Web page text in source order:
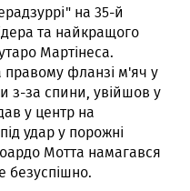
на 35-й
та найкращого
Мартінеса.
правому фланзі м'яч у
з-за спини, увійшов у
у центр на
удар у порожні
Мотта намагався
безуспішно.